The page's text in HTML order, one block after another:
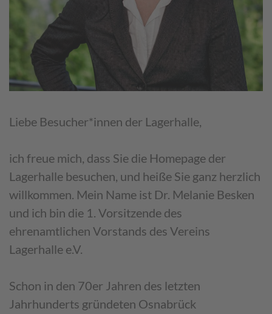
Liebe Besucher*innen der Lagerhalle,
ich freue mich, dass Sie die Homepage der
Lagerhalle besuchen, und heiße Sie ganz herzlich
willkommen. Mein Name ist Dr. Melanie Besken
und ich bin die 1. Vorsitzende des
ehrenamtlichen Vorstands des Vereins
Lagerhalle e.V.
Schon in den 70er Jahren des letzten
Jahrhunderts gründeten Osnabrück